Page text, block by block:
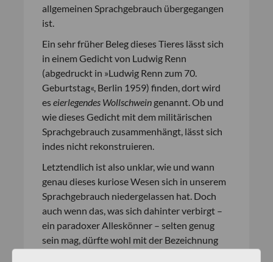
allgemeinen Sprachgebrauch übergegangen
ist.
Ein sehr früher Beleg dieses Tieres lässt sich
in einem Gedicht von Ludwig Renn
(abgedruckt in »Ludwig Renn zum 70.
Geburtstag«, Berlin 1959) finden, dort wird
eseierlegendes Wollschwein genannt. Ob und
wie dieses Gedicht mit dem militärischen
Sprachgebrauch zusammenhängt, lässt sich
indes nicht rekonstruieren.
Letztendlich ist also unklar, wie und wann
genau dieses kuriose Wesen sich in unserem
Sprachgebrauch niedergelassen hat. Doch
auch wenn das, was sich dahinter verbirgt –
ein paradoxer Alleskönner – selten genug
sein mag, dürfte wohl mit der Bezeichnung